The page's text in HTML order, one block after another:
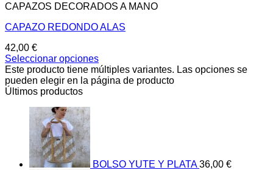
CAPAZOS DECORADOS A MANO
CAPAZO REDONDO ALAS
42,00 €
Seleccionar opciones
Este producto tiene múltiples variantes. Las opciones se
pueden elegir en la página de producto
Últimos productos
BOLSO YUTE Y PLATA 36,00 €